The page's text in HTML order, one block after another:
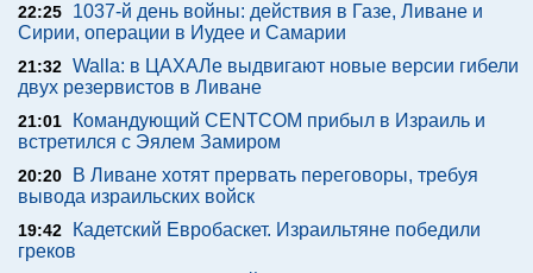
22:25
1037-й день войны: действия в Газе, Ливане и
Сирии, операции в Иудее и Самарии
21:32 Walla: в ЦАХАЛе выдвигают новые версии гибели
двух резервистов в Ливане
21:01
Командующий CENTCOM прибыл в Израиль и
встретился с Эялем Замиром
20:20
В Ливане хотят прервать переговоры, требуя
вывода израильских войск
19:42
Кадетский Евробаскет. Израильтяне победили
греков